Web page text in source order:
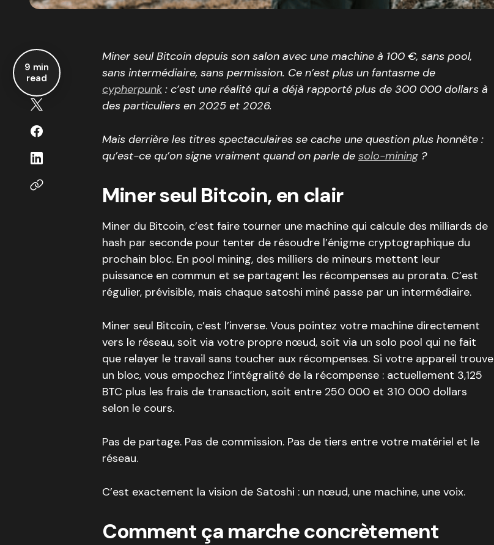
9 min
read
Miner seul Bitcoin depuis son salon avec une machine à 100 €, sans pool,
sans intermédiaire, sans permission. Ce n’est plus un fantasme de
cypherpunk : c’est une réalité qui a déjà rapporté plus de 300 000 dollars à
des particuliers en 2025 et 2026.
Mais derrière les titres spectaculaires se cache une question plus honnête :
qu’est-ce qu’on signe vraiment quand on parle de solo-mining ?
Miner seul Bitcoin, en clair
Miner du Bitcoin, c’est faire tourner une machine qui calcule des milliards de
hash par seconde pour tenter de résoudre l’énigme cryptographique du
prochain bloc. En pool mining, des milliers de mineurs mettent leur
puissance en commun et se partagent les récompenses au prorata. C’est
régulier, prévisible, mais chaque satoshi miné passe par un intermédiaire.
Miner seul Bitcoin, c’est l’inverse. Vous pointez votre machine directement
vers le réseau, soit via votre propre nœud, soit via un solo pool qui ne fait
que relayer le travail sans toucher aux récompenses. Si votre appareil trouve
un bloc, vous empochez l’intégralité de la récompense : actuellement 3,125
BTC plus les frais de transaction, soit entre 250 000 et 310 000 dollars
selon le cours.
Pas de partage. Pas de commission. Pas de tiers entre votre matériel et le
réseau.
C’est exactement la vision de Satoshi : un nœud, une machine, une voix.
Comment ça marche concrètement